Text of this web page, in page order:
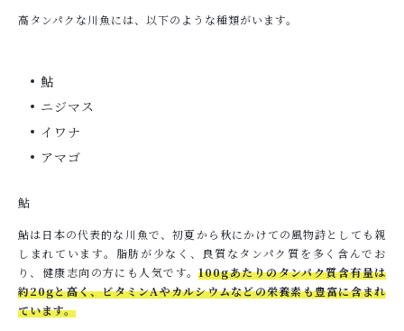
高タンパクな川魚には、以下のような種類がいます。
鮎
ニジマス
イワナ
アマゴ
鮎
鮎は日本の代表的な川魚で、初夏から秋にかけての風物詩としても親
しまれています。脂肪が少なく、良質なタンパク質を多く含んでお
り、健康志向の方にも人気です。100gあたりのタンパク質含有量は
約20gと高く、ビタミンAやカルシウムなどの栄養素も豊富に含まれ
ています。